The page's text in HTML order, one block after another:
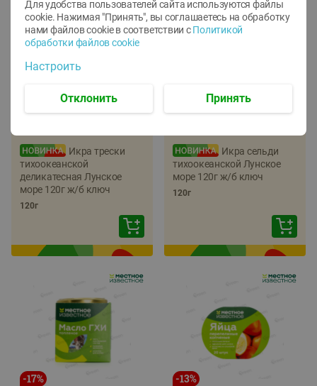
22%
Икра трески
тихоокеанской
деликатесная Лунское
море 120г ж/б ключ
120г
-17%
Икра сельди
тихоокеанской Лунское
море 120г ж/б ключ
120г
-17% -13%
Для удобства пользователей сайта используются файлы
cookie. Нажимая "Принять", вы соглашаетесь на обработку
нами файлов cookie в соответствии с Политикой
обработки файлов cookie
Настроить
Отклонить Принять